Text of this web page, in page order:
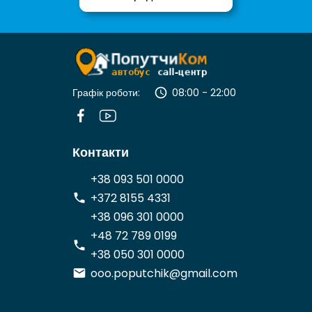
Графік роботи: 08:00 - 22:00
Контакти
+38 093 501 0000
+372 8155 4331
+38 096 301 0000
+48 72 789 0199
+38 050 301 0000
ooo.poputchik@gmail.com